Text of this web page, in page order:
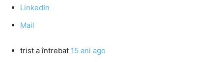
LinkedIn
Mail
trist a întrebat 15 ani ago